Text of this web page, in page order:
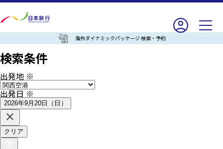
海外ダイナミックパッケージ 検索・予約
検索条件
出発地 ※
出発日※
2026年9月20日（日）
クリア